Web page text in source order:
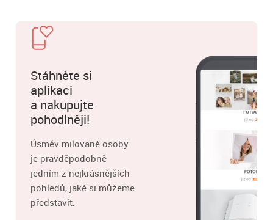
Stáhněte si
aplikaci
a nakupujte
pohodlněji!
Úsměv milované osoby
je pravděpodobně
jedním z nejkrásnějších
pohledů, jaké si můžeme
představit.